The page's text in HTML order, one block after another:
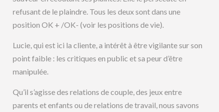
refusant de le plaindre. Tous les deux sont dans une
position OK + /OK- (voir les positions de vie).
Lucie, qui est ici la cliente, a intérêt à être vigilante sur son
point faible : les critiques en public et sa peur d’être
manipulée.
Qu’il s’agisse des relations de couple, des jeux entre
parents et enfants ou de relations de travail, nous savons